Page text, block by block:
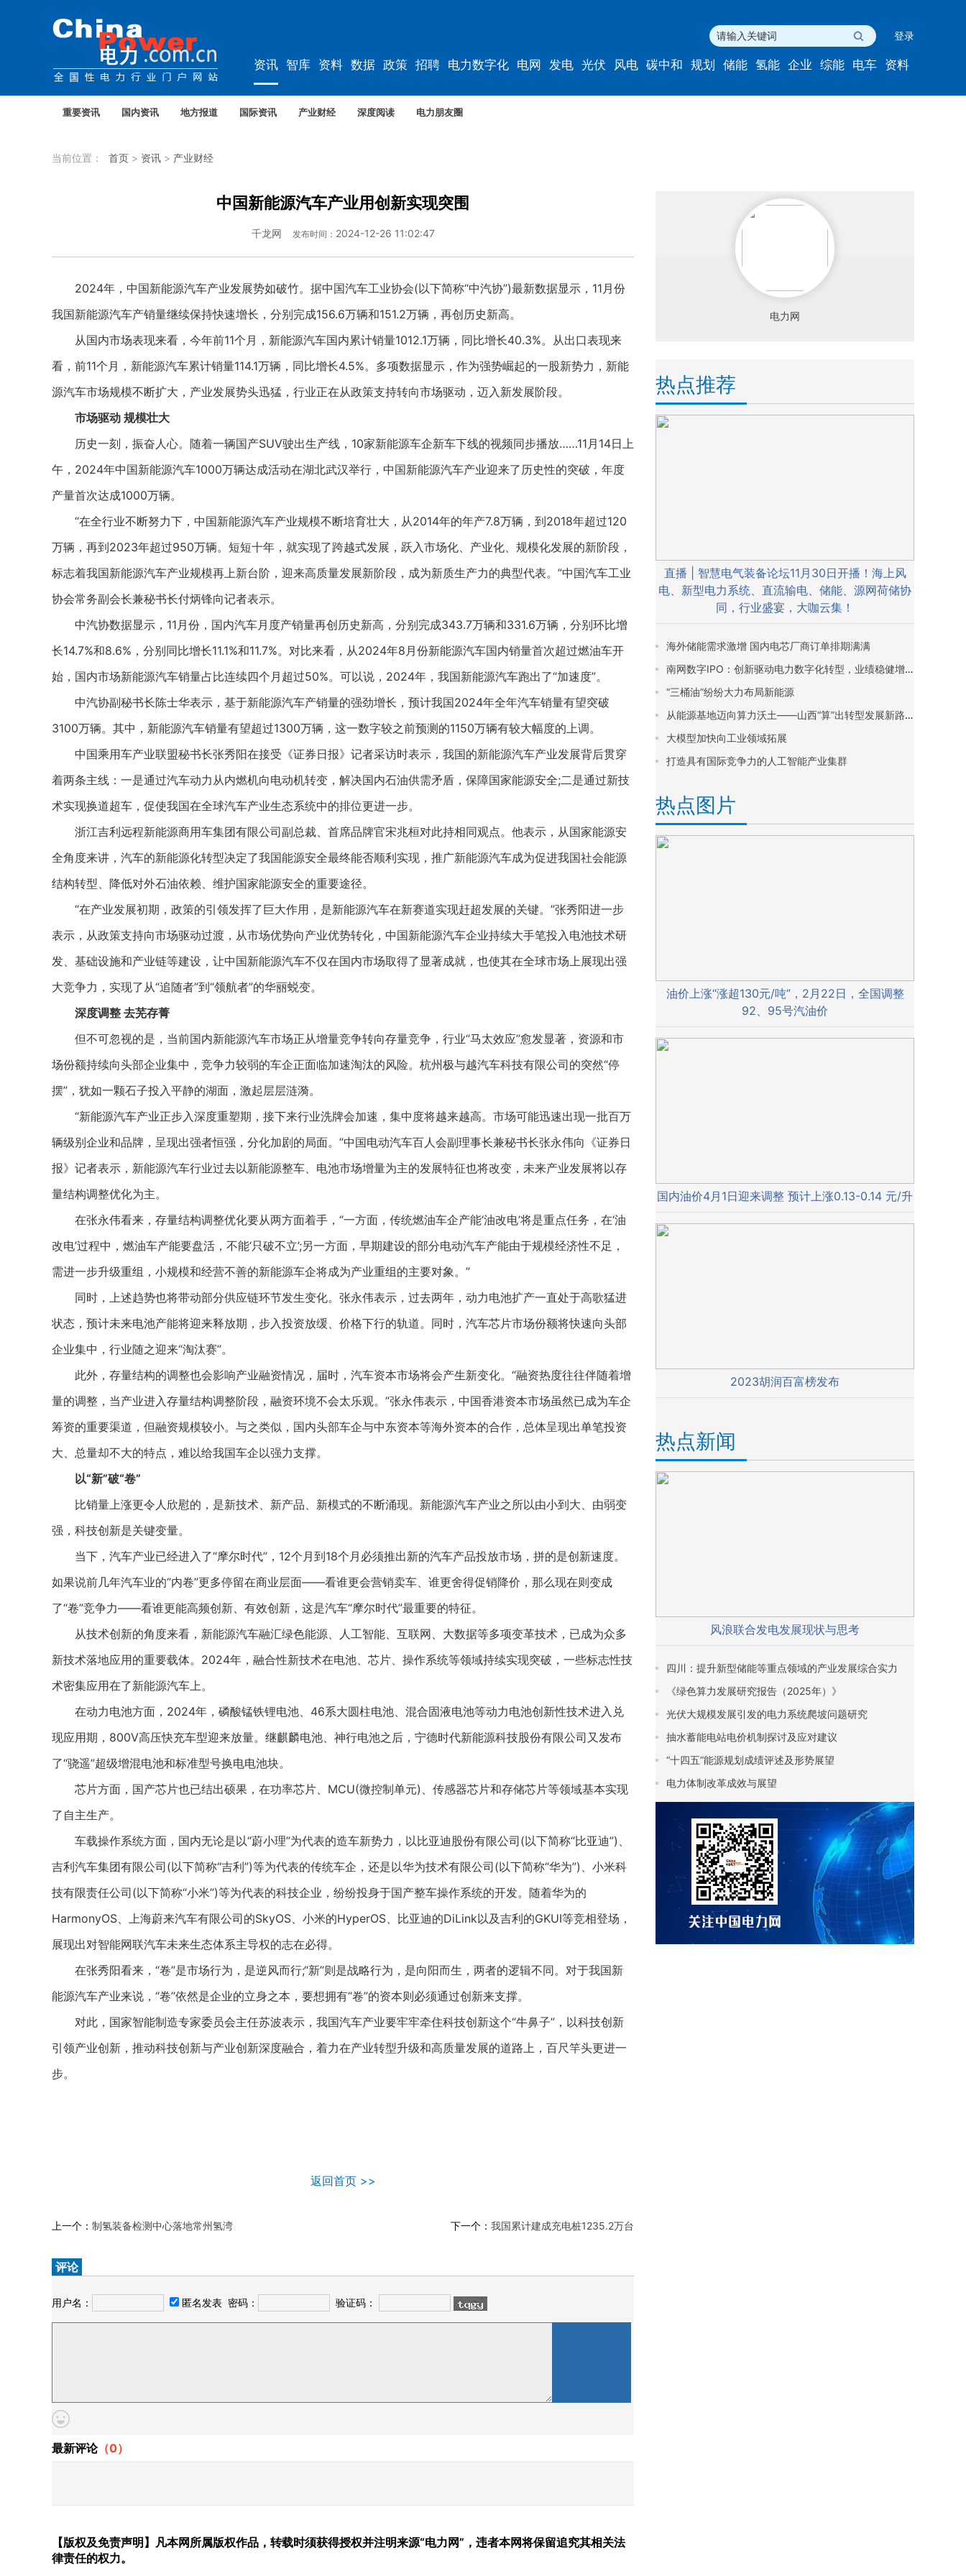
登录
资讯 智库 资料 数据 政策 招聘 电力数字化 电网 发电 光伏 风电 碳中和 规划 储能 氢能 企业 综能 电车 资料
重要资讯 国内资讯 地方报道 国际资讯 产业财经 深度阅读 电力朋友圈
当前位置： 首页 > 资讯 > 产业财经
中国新能源汽车产业用创新实现突围
千龙网 发布时间： 2024-12-26 11:02:47
2024年，中国新能源汽车产业发展势如破竹。据中国汽车工业协会(以下简称“中汽协”)最新数据显示，11月份
我国新能源汽车产销量继续保持快速增长，分别完成156.6万辆和151.2万辆，再创历史新高。
从国内市场表现来看，今年前11个月，新能源汽车国内累计销量1012.1万辆，同比增长40.3%。从出口表现来
看，前11个月，新能源汽车累计销量114.1万辆，同比增长4.5%。多项数据显示，作为强势崛起的一股新势力，新能
源汽车市场规模不断扩大，产业发展势头迅猛，行业正在从政策支持转向市场驱动，迈入新发展阶段。
市场驱动 规模壮大
历史一刻，振奋人心。随着一辆国产SUV驶出生产线，10家新能源车企新车下线的视频同步播放……11月14日上
午，2024年中国新能源汽车1000万辆达成活动在湖北武汉举行，中国新能源汽车产业迎来了历史性的突破，年度
产量首次达成1000万辆。
“在全行业不断努力下，中国新能源汽车产业规模不断培育壮大，从2014年的年产7.8万辆，到2018年超过120
万辆，再到2023年超过950万辆。短短十年，就实现了跨越式发展，跃入市场化、产业化、规模化发展的新阶段，
标志着我国新能源汽车产业规模再上新台阶，迎来高质量发展新阶段，成为新质生产力的典型代表。”中国汽车工业
协会常务副会长兼秘书长付炳锋向记者表示。
中汽协数据显示，11月份，国内汽车月度产销量再创历史新高，分别完成343.7万辆和331.6万辆，分别环比增
长14.7%和8.6%，分别同比增长11.1%和11.7%。对比来看，从2024年8月份新能源汽车国内销量首次超过燃油车开
始，国内市场新能源汽车销量占比连续四个月超过50%。可以说，2024年，我国新能源汽车跑出了“加速度”。
中汽协副秘书长陈士华表示，基于新能源汽车产销量的强劲增长，预计我国2024年全年汽车销量有望突破
3100万辆。其中，新能源汽车销量有望超过1300万辆，这一数字较之前预测的1150万辆有较大幅度的上调。
中国乘用车产业联盟秘书长张秀阳在接受《证券日报》记者采访时表示，我国的新能源汽车产业发展背后贯穿
着两条主线：一是通过汽车动力从内燃机向电动机转变，解决国内石油供需矛盾，保障国家能源安全;二是通过新技
术实现换道超车，促使我国在全球汽车产业生态系统中的排位更进一步。
浙江吉利远程新能源商用车集团有限公司副总裁、首席品牌官宋兆桓对此持相同观点。他表示，从国家能源安
全角度来讲，汽车的新能源化转型决定了我国能源安全最终能否顺利实现，推广新能源汽车成为促进我国社会能源
结构转型、降低对外石油依赖、维护国家能源安全的重要途径。
“在产业发展初期，政策的引领发挥了巨大作用，是新能源汽车在新赛道实现赶超发展的关键。”张秀阳进一步
表示，从政策支持向市场驱动过渡，从市场优势向产业优势转化，中国新能源汽车企业持续大手笔投入电池技术研
发、基础设施和产业链等建设，让中国新能源汽车不仅在国内市场取得了显著成就，也使其在全球市场上展现出强
大竞争力，实现了从“追随者”到“领航者”的华丽蜕变。
深度调整 去芜存菁
但不可忽视的是，当前国内新能源汽车市场正从增量竞争转向存量竞争，行业“马太效应”愈发显著，资源和市
场份额持续向头部企业集中，竞争力较弱的车企正面临加速淘汰的风险。杭州极与越汽车科技有限公司的突然“停
摆”，犹如一颗石子投入平静的湖面，激起层层涟漪。
“新能源汽车产业正步入深度重塑期，接下来行业洗牌会加速，集中度将越来越高。市场可能迅速出现一批百万
辆级别企业和品牌，呈现出强者恒强，分化加剧的局面。”中国电动汽车百人会副理事长兼秘书长张永伟向《证券日
报》记者表示，新能源汽车行业过去以新能源整车、电池市场增量为主的发展特征也将改变，未来产业发展将以存
量结构调整优化为主。
在张永伟看来，存量结构调整优化要从两方面着手，“一方面，传统燃油车企产能‘油改电’将是重点任务，在‘油
改电’过程中，燃油车产能要盘活，不能‘只破不立’;另一方面，早期建设的部分电动汽车产能由于规模经济性不足，
需进一步升级重组，小规模和经营不善的新能源车企将成为产业重组的主要对象。”
同时，上述趋势也将带动部分供应链环节发生变化。张永伟表示，过去两年，动力电池扩产一直处于高歌猛进
状态，预计未来电池产能将迎来释放期，步入投资放缓、价格下行的轨道。同时，汽车芯片市场份额将快速向头部
企业集中，行业随之迎来“淘汰赛”。
此外，存量结构的调整也会影响产业融资情况，届时，汽车资本市场将会产生新变化。“融资热度往往伴随着增
量的调整，当产业进入存量结构调整阶段，融资环境不会太乐观。”张永伟表示，中国香港资本市场虽然已成为车企
筹资的重要渠道，但融资规模较小。与之类似，国内头部车企与中东资本等海外资本的合作，总体呈现出单笔投资
大、总量却不大的特点，难以给我国车企以强力支撑。
以“新”破“卷”
比销量上涨更令人欣慰的，是新技术、新产品、新模式的不断涌现。新能源汽车产业之所以由小到大、由弱变
强，科技创新是关键变量。
当下，汽车产业已经进入了“摩尔时代”，12个月到18个月必须推出新的汽车产品投放市场，拼的是创新速度。
如果说前几年汽车业的“内卷”更多停留在商业层面——看谁更会营销卖车、谁更舍得促销降价，那么现在则变成
了“卷”竞争力——看谁更能高频创新、有效创新，这是汽车“摩尔时代”最重要的特征。
从技术创新的角度来看，新能源汽车融汇绿色能源、人工智能、互联网、大数据等多项变革技术，已成为众多
新技术落地应用的重要载体。2024年，融合性新技术在电池、芯片、操作系统等领域持续实现突破，一些标志性技
术密集应用在了新能源汽车上。
在动力电池方面，2024年，磷酸锰铁锂电池、46系大圆柱电池、混合固液电池等动力电池创新性技术进入兑
现应用期，800V高压快充车型迎来放量。继麒麟电池、神行电池之后，宁德时代新能源科技股份有限公司又发布
了“骁遥”超级增混电池和标准型号换电电池块。
芯片方面，国产芯片也已结出硕果，在功率芯片、MCU(微控制单元)、传感器芯片和存储芯片等领域基本实现
了自主生产。
车载操作系统方面，国内无论是以“蔚小理”为代表的造车新势力，以比亚迪股份有限公司(以下简称“比亚迪”)、
吉利汽车集团有限公司(以下简称“吉利”)等为代表的传统车企，还是以华为技术有限公司(以下简称“华为”)、小米科
技有限责任公司(以下简称“小米”)等为代表的科技企业，纷纷投身于国产整车操作系统的开发。随着华为的
HarmonyOS、上海蔚来汽车有限公司的SkyOS、小米的HyperOS、比亚迪的DiLink以及吉利的GKUI等竞相登场，
展现出对智能网联汽车未来生态体系主导权的志在必得。
在张秀阳看来，“卷”是市场行为，是逆风而行;“新”则是战略行为，是向阳而生，两者的逻辑不同。对于我国新
能源汽车产业来说，“卷”依然是企业的立身之本，要想拥有“卷”的资本则必须通过创新来支撑。
对此，国家智能制造专家委员会主任苏波表示，我国汽车产业要牢牢牵住科技创新这个“牛鼻子”，以科技创新
引领产业创新，推动科技创新与产业创新深度融合，着力在产业转型升级和高质量发展的道路上，百尺竿头更进一
步。
返回首页 >>
上一个： 制氢装备检测中心落地常州氢湾 下一个： 我国累计建成充电桩1235.2万台
评论
用户名： 匿名发表 密码： 验证码：
最新评论（0）
【版权及免责声明】凡本网所属版权作品，转载时须获得授权并注明来源“电力网”，违者本网将保留追究其相关法
律责任的权力。
电力网
热点推荐
直播 | 智慧电气装备论坛11月30日开播！海上风
电、新型电力系统、直流输电、储能、源网荷储协
同，行业盛宴，大咖云集！
海外储能需求激增 国内电芯厂商订单排期满满
南网数字IPO：创新驱动电力数字化转型，业绩稳健增长前景可期
“三桶油”纷纷大力布局新能源
从能源基地迈向算力沃土——山西“算”出转型发展新路径
大模型加快向工业领域拓展
打造具有国际竞争力的人工智能产业集群
热点图片
油价上涨“涨超130元/吨”，2月22日，全国调整
92、95号汽油价
国内油价4月1日迎来调整 预计上涨0.13-0.14 元/升
2023胡润百富榜发布
热点新闻
风浪联合发电发展现状与思考
四川：提升新型储能等重点领域的产业发展综合实力
《绿色算力发展研究报告（2025年）》
光伏大规模发展引发的电力系统爬坡问题研究
抽水蓄能电站电价机制探讨及应对建议
“十四五”能源规划成绩评述及形势展望
电力体制改革成效与展望